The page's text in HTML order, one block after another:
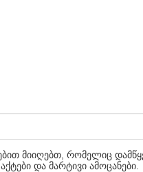
მიიღებთ, რომელიც
და მარტივი ამოცანები.